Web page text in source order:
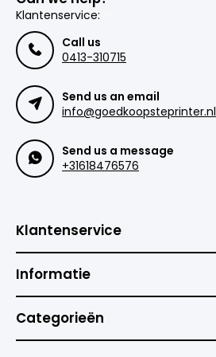
Klantenservice:
Call us
0413-310715
Send us an email
info@goedkoopsteprinter.nl
Send us a message
+31618476576
Klantenservice
Informatie
Categorieën